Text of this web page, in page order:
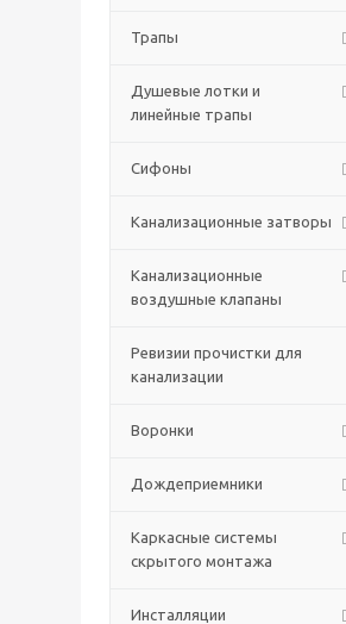
Трапы
Душевые лотки и
линейные трапы
Сифоны
Канализационные затворы
Канализационные
воздушные клапаны
Ревизии прочистки для
канализации
Воронки
Дождеприемники
Каркасные системы
скрытого монтажа
Инсталляции